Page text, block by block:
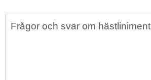
Frågor och svar om hästliniment